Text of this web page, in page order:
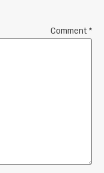
Comment*